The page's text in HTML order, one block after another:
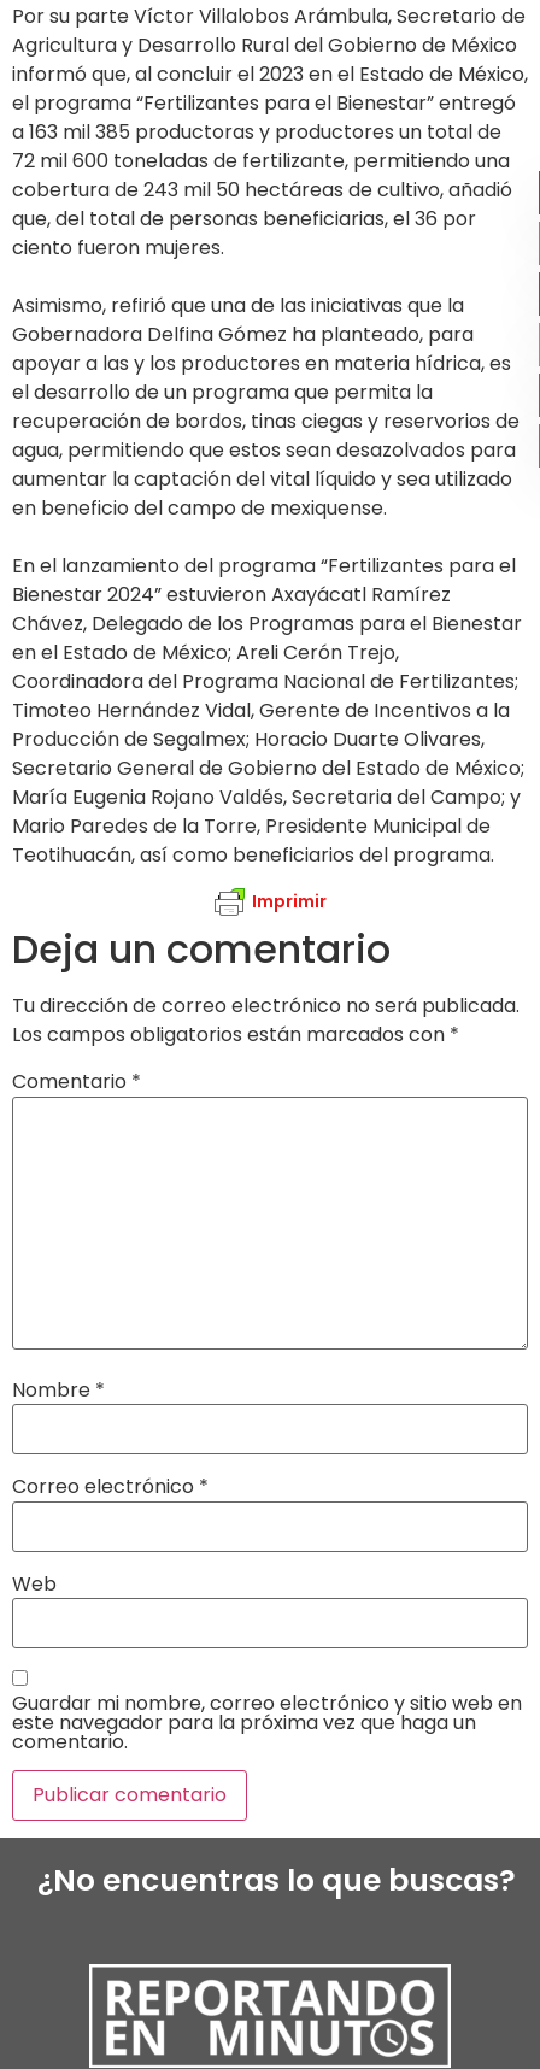
Por su parte Víctor Villalobos Arámbula, Secretario de
Agricultura y Desarrollo Rural del Gobierno de México
informó que, al concluir el 2023 en el Estado de México,
el programa “Fertilizantes para el Bienestar” entregó
a 163 mil 385 productoras y productores un total de
72 mil 600 toneladas de fertilizante, permitiendo una
cobertura de 243 mil 50 hectáreas de cultivo, añadió
que, del total de personas beneficiarias, el 36 por
ciento fueron mujeres.
Asimismo, refirió que una de las iniciativas que la
Gobernadora Delfina Gómez ha planteado, para
apoyar a las y los productores en materia hídrica, es
el desarrollo de un programa que permita la
recuperación de bordos, tinas ciegas y reservorios de
agua, permitiendo que estos sean desazolvados para
aumentar la captación del vital líquido y sea utilizado
en beneficio del campo de mexiquense.
En el lanzamiento del programa “Fertilizantes para el
Bienestar 2024” estuvieron Axayácatl Ramírez
Chávez, Delegado de los Programas para el Bienestar
en el Estado de México; Areli Cerón Trejo,
Coordinadora del Programa Nacional de Fertilizantes;
Timoteo Hernández Vidal, Gerente de Incentivos a la
Producción de Segalmex; Horacio Duarte Olivares,
Secretario General de Gobierno del Estado de México;
María Eugenia Rojano Valdés, Secretaria del Campo; y
Mario Paredes de la Torre, Presidente Municipal de
Teotihuacán, así como beneficiarios del programa.
Imprimir
Deja un comentario
Tu dirección de correo electrónico no será publicada.
Los campos obligatorios están marcados con *
Comentario *
Nombre *
Correo electrónico *
Web
Guardar mi nombre, correo electrónico y sitio web en
este navegador para la próxima vez que haga un
comentario.
¿No encuentras lo que buscas?